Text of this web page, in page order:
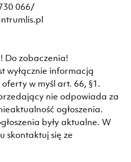
066/
Do zobaczenia!
wyłącznie informacją
w myśl art. 66, §1.
nie odpowiada za
ogłoszenia.
były aktualne. W
skontaktuj się ze